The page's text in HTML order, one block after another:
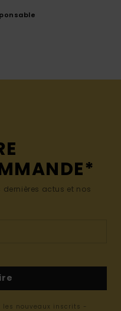
actus et nos
nouveaux inscrits -